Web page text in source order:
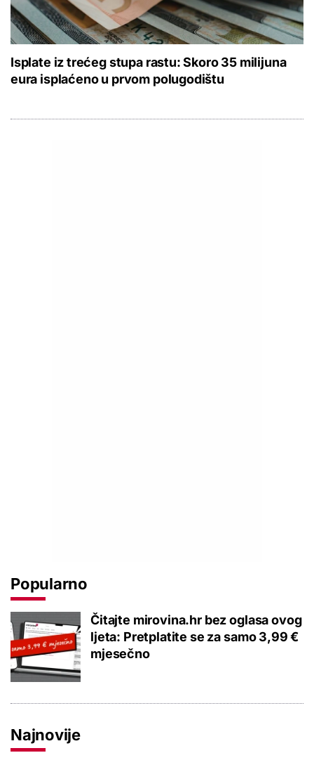
Isplate iz trećeg stupa rastu: Skoro 35 milijuna
eura isplaćeno u prvom polugodištu
Popularno
Čitajte mirovina.hr bez oglasa ovog
ljeta: Pretplatite se za samo 3,99 €
mjesečno
Najnovije